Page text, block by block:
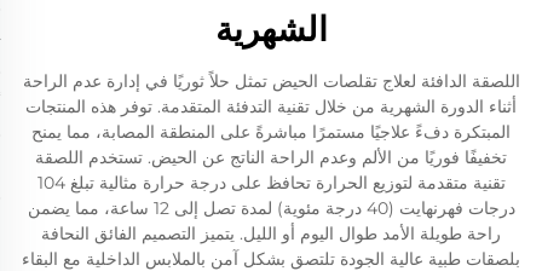
الشهرية
اللصقة الدافئة لعلاج تقلصات الحيض تمثل حلاً ثوريًا في إدارة عدم الراحة
أثناء الدورة الشهرية من خلال تقنية التدفئة المتقدمة. توفر هذه المنتجات
المبتكرة دفءً علاجيًا مستمرًا مباشرةً على المنطقة المصابة، مما يمنح
تخفيفًا فوريًا من الألم وعدم الراحة الناتج عن الحيض. تستخدم اللصقة
تقنية متقدمة لتوزيع الحرارة تحافظ على درجة حرارة مثالية تبلغ 104
درجات فهرنهايت (40 درجة مئوية) لمدة تصل إلى 12 ساعة، مما يضمن
راحة طويلة الأمد طوال اليوم أو الليل. يتميز التصميم الفائق النحافة
بلصقات طبية عالية الجودة تلتصق بشكل آمن بالملابس الداخلية مع البقاء